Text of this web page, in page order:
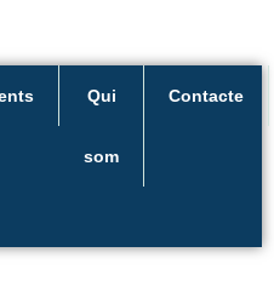
Qui
som
Contacte